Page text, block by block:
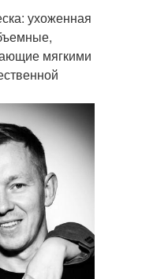
ухоженная
мягкими